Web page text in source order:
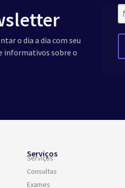
o dia a dia com seu
informativos sobre o
Serviços
Serviços
Consultas
Exames